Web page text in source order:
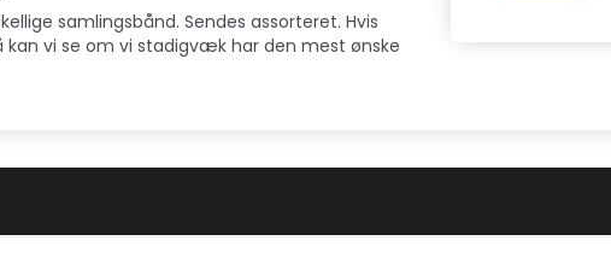
samlingsbånd. Sendes assorteret. Hvis
kan vi se om vi stadigvæk har den mest ønske